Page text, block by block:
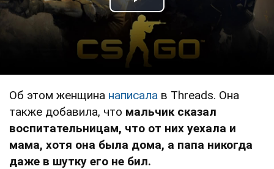
Play Video
Об этом женщина написала в Threads. Она
также добавила, что мальчик сказал
воспитательницам, что от них уехала и
мама, хотя она была дома, а папа никогда
даже в шутку его не бил.